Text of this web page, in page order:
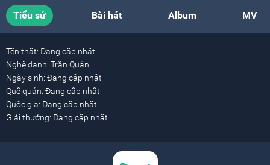
Tiểu sử Bài hát Album MV
Tên thật: Đang cập nhật
Nghệ danh: Trần Quân
Ngày sinh: Đang cập nhật
Quê quán: Đang cập nhật
Quốc gia: Đang cập nhật
Giải thưởng: Đang cập nhật